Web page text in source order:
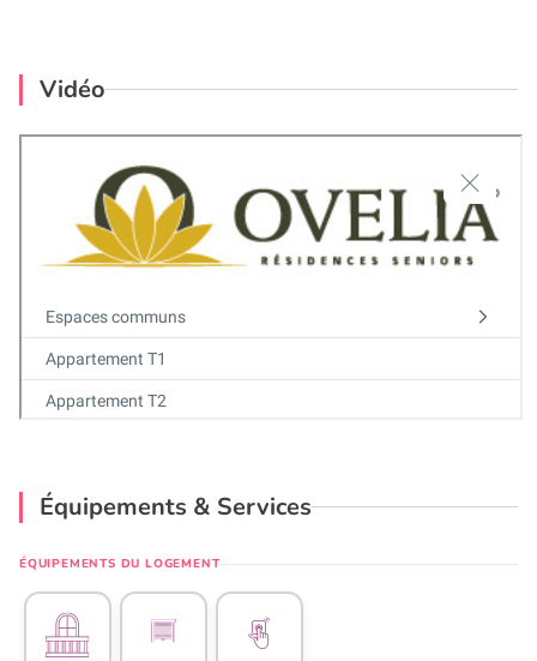
Vidéo
Équipements & Services
ÉQUIPEMENTS DU LOGEMENT